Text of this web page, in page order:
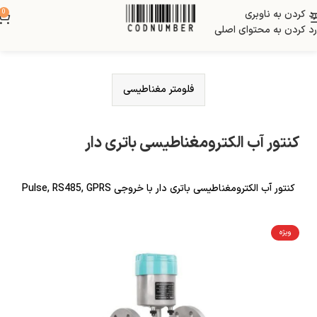
رد کردن به ناوبری
رد کردن به محتوای اصلی
0
فلومتر مغناطیسی
کنتور آب الکترومغناطیسی باتری دار
کنتور آب الکترومغناطیسی باتری دار با خروجی Pulse, RS485, GPRS
ویژه